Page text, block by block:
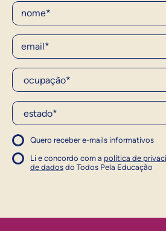
Nome
E-Mail
Ocupação*
Estado*
Quero receber e-mails informativos
1
Concordo com a política
Concordo com a política
Li e concordo com a política de
de dados do Todos Pela Educação
1